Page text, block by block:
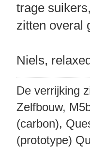
trage
zitten overal
Niels,
De verrijking
Zelfbouw,
(carbon),
(prototype)